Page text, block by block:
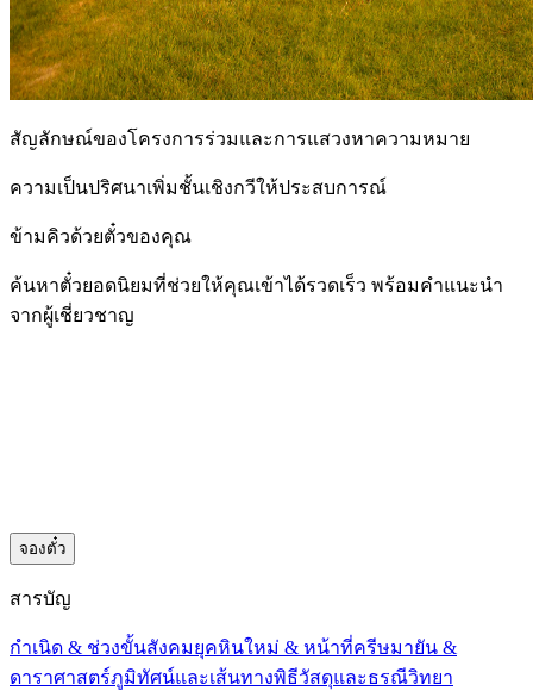
สัญลักษณ์ของโครงการร่วมและการแสวงหาความหมาย
ความเป็นปริศนาเพิ่มชั้นเชิงกวีให้ประสบการณ์
ข้ามคิวด้วยตั๋วของคุณ
ค้นหาตั๋วยอดนิยมที่ช่วยให้คุณเข้าได้รวดเร็ว พร้อมคำแนะนำ
จากผู้เชี่ยวชาญ
จองตั๋ว
สารบัญ
กำเนิด & ช่วงขั้นสังคมยุคหินใหม่ & หน้าที่ครีษมายัน &
ดาราศาสตร์ภูมิทัศน์และเส้นทางพิธีวัสดุและธรณีวิทยา